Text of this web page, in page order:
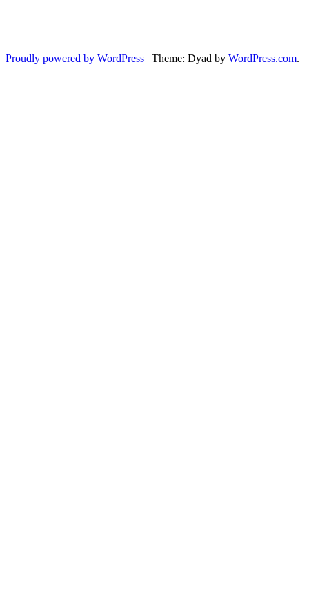
Proudly powered by WordPress | Theme: Dyad by WordPress.com.